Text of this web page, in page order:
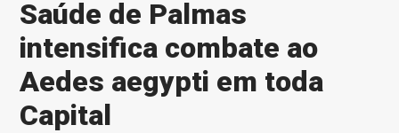
Saúde de Palmas
intensifica combate ao
Aedes aegypti em toda
Capital